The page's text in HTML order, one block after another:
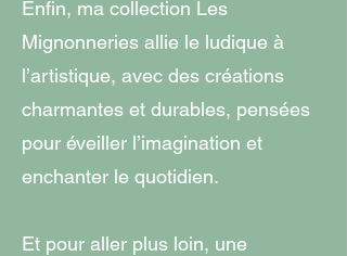
Enfin, ma collection Les
Mignonneries allie le ludique à
l’artistique, avec des créations
charmantes et durables, pensées
pour éveiller l’imagination et
enchanter le quotidien.
Et pour aller plus loin, une